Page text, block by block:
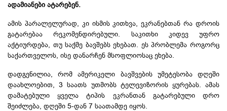
ადამიანები ატარებენ.
ამის პარალელურად, კი ისმის კითხვა, ეკრანებთან რა დროის
გატარებაა რეკომენდირებული. საკითხი კიდევ უფრო
აქტიურდება, თუ საქმე ბავშებს ეხებათ. ეს პრობლემა როგორც
საქართველოს, ისე დანარჩენ მსოფლიოსაც ეხება.
დადგენილია, რომ ამერიკელი ბავშვების უმეტესობა დღეში
დაახლოებით, 3 საათს უთმობს ტელევიზორის ყურებას. ამას
დამატებული ყველა ტიპის ეკრანთან გატარებული დრო
შეიძლება, დღეში 5-დან 7 საათამდე იყოს.